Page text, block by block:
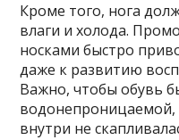
Кроме того, нога
влаги и холода.
носками быстро
даже к развитию
Важно, чтобы обувь
внутри не